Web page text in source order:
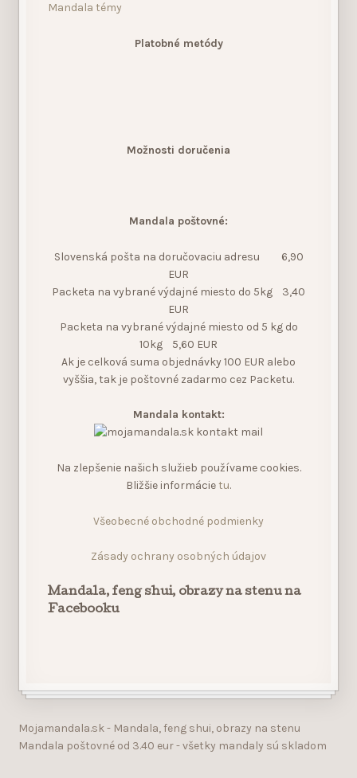
Mandala témy
Platobné metódy
Možnosti doručenia
Mandala poštovné:
Slovenská pošta na doručovaciu adresu 6,90
EUR
Packeta na vybrané výdajné miesto do 5kg 3,40
EUR
Packeta na vybrané výdajné miesto od 5 kg do
10kg 5,60 EUR
Ak je celková suma objednávky 100 EUR alebo
vyššia, tak je poštovné zadarmo cez Packetu.
Mandala kontakt:
Na zlepšenie našich služieb používame cookies.
Bližšie informácietu.
Všeobecné obchodné podmienky
Zásady ochrany osobných údajov
Mandala, feng shui, obrazy na stenu na
Facebooku
Mojamandala.sk - Mandala, feng shui, obrazy na stenu
Mandala poštovné od 3.40 eur - všetky mandaly sú skladom